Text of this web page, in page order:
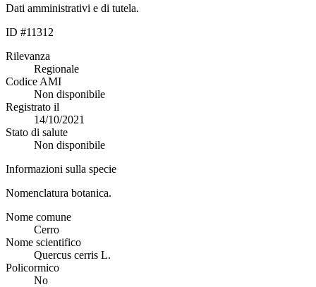
Dati amministrativi e di tutela.
ID #11312
Rilevanza
Regionale
Codice AMI
Non disponibile
Registrato il
14/10/2021
Stato di salute
Non disponibile
Informazioni sulla specie
Nomenclatura botanica.
Nome comune
Cerro
Nome scientifico
Quercus cerris L.
Policormico
No